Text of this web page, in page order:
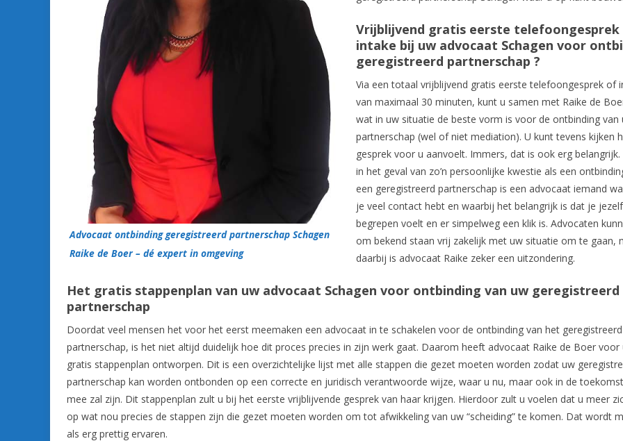
Advocaat ontbinding geregistreerd partnerschap Schagen
Raike de Boer – dé expert in omgeving
Vrijblijvend gratis eerste
intake bij uw advocaat Schagen voor
geregistreerd partnerschap ?
Via een totaal vrijblijvend gratis eerste telefoongesprek of
van maximaal 30 minuten, kunt u samen met Raike de
wat in uw situatie de beste vorm is voor de ontbinding van
partnerschap (wel of niet mediation). U kunt tevens kijken
gesprek voor u aanvoelt. Immers, dat is ook erg belangrijk.
in het geval van zo’n persoonlijke kwestie als een
een geregistreerd partnerschap is een advocaat iemand
je veel contact hebt en waarbij het belangrijk is dat je jezelf
begrepen voelt en er simpelweg een klik is. Advocaten
om bekend staan vrij zakelijk met uw situatie om te gaan,
daarbij is advocaat Raike zeker een uitzondering.
Het gratis stappenplan van uw advocaat Schagen voor ontbinding van uw geregistreerd
partnerschap
Doordat veel mensen het voor het eerst meemaken een advocaat in te schakelen voor de ontbinding van het geregistreerd
partnerschap, is het niet altijd duidelijk hoe dit proces precies in zijn werk gaat. Daarom heeft advocaat Raike de Boer voor
gratis stappenplan ontworpen. Dit is een overzichtelijke lijst met alle stappen die gezet moeten worden zodat uw
partnerschap kan worden ontbonden op een correcte en juridisch verantwoorde wijze, waar u nu, maar ook in de
mee zal zijn. Dit stappenplan zult u bij het eerste vrijblijvende gesprek van haar krijgen. Hierdoor zult u voelen dat u meer
op wat nou precies de stappen zijn die gezet moeten worden om tot afwikkeling van uw “scheiding” te komen. Dat wordt
als erg prettig ervaren.